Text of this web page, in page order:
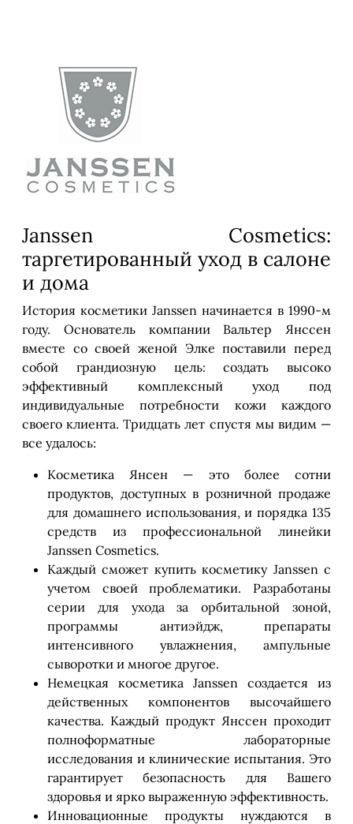
Janssen Cosmetics:
таргетированный уход в салоне
и дома
История косметики Janssen начинается в 1990-м
году. Основатель компании Вальтер Янссен
вместе со своей женой Элке поставили перед
собой грандиозную цель: создать высоко
эффективный комплексный уход под
индивидуальные потребности кожи каждого
своего клиента. Тридцать лет спустя мы видим —
все удалось:
Косметика Янсен — это более сотни
продуктов, доступных в розничной продаже
для домашнего использования, и порядка 135
средств из профессиональной линейки
Janssen Cosmetics.
Каждый сможет купить косметику Janssen с
учетом своей проблематики. Разработаны
серии для ухода за орбитальной зоной,
программы антиэйдж, препараты
интенсивного увлажнения, ампульные
сыворотки и многое другое.
Немецкая косметика Janssen создается из
действенных компонентов высочайшего
качества. Каждый продукт Янссен проходит
полноформатные лабораторные
исследования и клинические испытания. Это
гарантирует безопасность для Вашего
здоровья и ярко выраженную эффективность.
Инновационные продукты нуждаются в